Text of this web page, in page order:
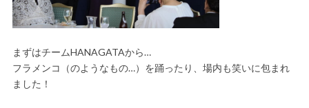
まずはチームHANAGATAから…
フラメンコ（のようなもの…）を踊ったり、場内も笑いに包まれ
ました！